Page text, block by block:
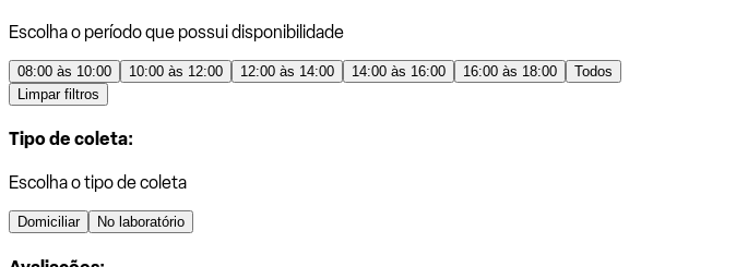
Escolha o período que possui disponibilidade
08:00 às 10:00 10:00 às 12:00 12:00 às 14:00 14:00 às 16:00 16:00 às 18:00
Todos
Limpar filtros
Tipo de coleta:
Escolha o tipo de coleta
Domiciliar No laboratório